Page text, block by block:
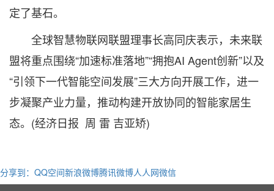
定了基石。
全球智慧物联网联盟理事长高同庆表示，未来联
盟将重点围绕“加速标准落地”“拥抱AI Agent创新”以及
“引领下一代智能空间发展”三大方向开展工作，进一
步凝聚产业力量，推动构建开放协同的智能家居生
态。(经济日报 周 雷 吉亚矫)
分享到： QQ空间新浪微博腾讯微博人人网微信